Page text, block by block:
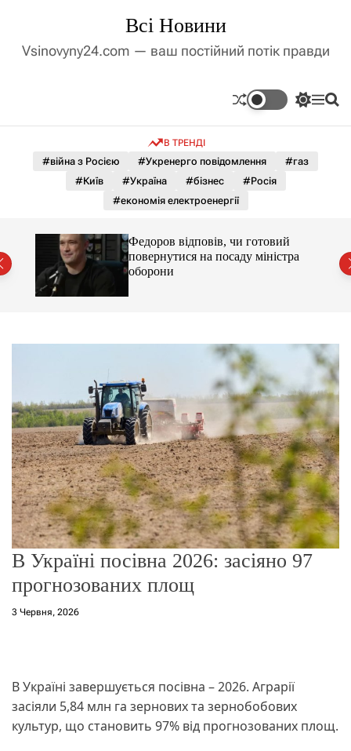
д
у
Всі Новини
Vsinovyny24.com — ваш постійний потік правди
П
м
о
л
ь
г
е
ж
м
у
М П
В ТРЕНДІ
#війна з Росією #Укренерго повідомлення
#газ
#Київ
#Україна #бізнес
#Росія
#економія електроенергії
Федоров відповів, чи готовий
повернутися на посаду міністра
оборони
В Україні посівна 2026: засіяно 97
прогнозованих площ
3 Червня, 2026
В Україні завершується посівна – 2026. Аграрії
засіяли 5,84 млн га зернових та зернобобових
культур, що становить 97% від прогнозованих площ.